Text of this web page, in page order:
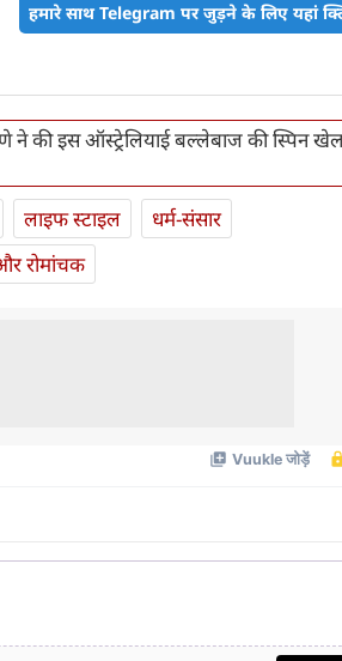
हमारे साथ Telegram पर जुड़ने के लिए यहां
ने की इस ऑस्ट्रेलियाई बल्लेबाज की स्पिन
लाइफ स्‍टाइल
धर्म-संसार
रोमांचक